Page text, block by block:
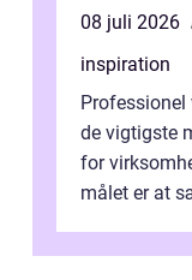
08 juli 2026
inspiration
de vigtigste
for
målet er at